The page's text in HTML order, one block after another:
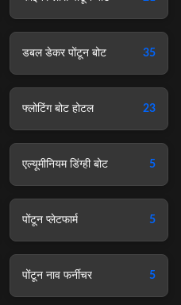
डबल डेकर पोंटून बोट 35
फ्लोटिंग बोट होटल 23
एल्यूमीनियम डिंग्ही बोट 5
पोंटून प्लेटफार्म 5
पोंटून नाव फर्नीचर 5